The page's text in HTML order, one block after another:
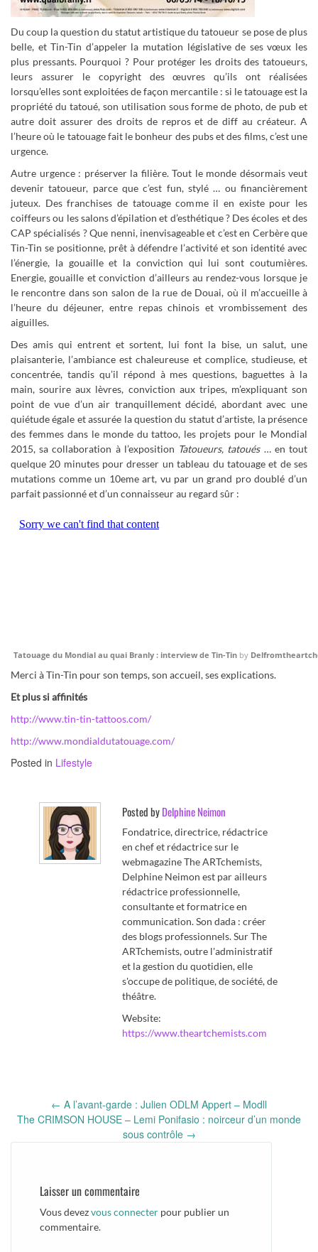
Du coup la question du statut artistique du tatoueur se pose de plus
belle, et Tin-Tin d’appeler la mutation législative de ses vœux les
plus pressants. Pourquoi ? Pour protéger les droits des tatoueurs,
leurs assurer le copyright des œuvres qu’ils ont réalisées
lorsqu’elles sont exploitées de façon mercantile : si le tatouage est la
propriété du tatoué, son utilisation sous forme de photo, de pub et
autre doit assurer des droits de repros et de diff au créateur. A
l’heure où le tatouage fait le bonheur des pubs et des films, c’est une
urgence.
Autre urgence : préserver la filière. Tout le monde désormais veut
devenir tatoueur, parce que c’est fun, stylé … ou financièrement
juteux. Des franchises de tatouage comme il en existe pour les
coiffeurs ou les salons d’épilation et d’esthétique ? Des écoles et des
CAP spécialisés ? Que nenni, inenvisageable et c’est en Cerbère que
Tin-Tin se positionne, prêt à défendre l’activité et son identité avec
l’énergie, la gouaille et la conviction qui lui sont coutumières.
Energie, gouaille et conviction d’ailleurs au rendez-vous lorsque je
le rencontre dans son salon de la rue de Douai, où il m’accueille à
l’heure du déjeuner, entre repas chinois et vrombissement des
aiguilles.
Des amis qui entrent et sortent, lui font la bise, un salut, une
plaisanterie, l’ambiance est chaleureuse et complice, studieuse, et
concentrée, tandis qu’il répond à mes questions, baguettes à la
main, sourire aux lèvres, conviction aux tripes, m’expliquant son
point de vue d’un air tranquillement décidé, abordant avec une
quiétude égale et assurée la question du statut d’artiste, la présence
des femmes dans le monde du tattoo, les projets pour le Mondial
2015, sa collaboration à l’exposition Tatoueurs, tatoués… en tout
quelque 20 minutes pour dresser un tableau du tatouage et de ses
mutations comme un 10eme art, vu par un grand pro doublé d’un
parfait passionné et d’un connaisseur au regard sûr :
Tatouage du Mondial au quai Branly : interview de Tin-Tin by
Merci à Tin-Tin pour son temps, son accueil, ses explications.
Et plus si affinités
http://www.tin-tin-tattoos.com/
http://www.mondialdutatouage.com/
Posted in Lifestyle
Posted byDelphine Neimon
Fondatrice, directrice, rédactrice
en chef et rédactrice sur le
webmagazine The ARTchemists,
Delphine Neimon est par ailleurs
rédactrice professionnelle,
consultante et formatrice en
communication. Son dada : créer
des blogs professionnels. Sur The
ARTchemists, outre l'administratif
et la gestion du quotidien, elle
s'occupe de politique, de société, de
théâtre.
Website:
https://www.theartchemists.com
navigation
← A l’avant-garde : Julien ODLM Appert – Modll
The CRIMSON HOUSE – Lemi Ponifasio : noirceur d’un monde
sous contrôle →
Laisser un commentaire
Vous devezvous connecter pour publier un
commentaire.